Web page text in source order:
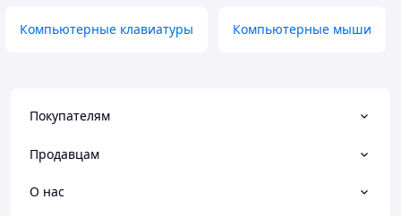
Компьютерные клавиатуры Компьютерные мыши
Покупателям
Продавцам
О нас